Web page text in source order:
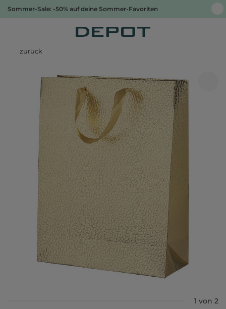
Sommer-Sale: -50% auf deine Sommer-Favoriten
zurück
1 von 2